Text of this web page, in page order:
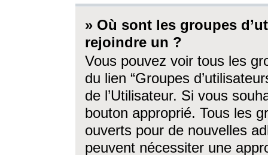
» Où sont les groupes
rejoindre un ?
Vous pouvez voir tous les
du lien “Groupes
de l’Utilisateur. Si vous
bouton approprié. Tous les
ouverts pour de nouvelles
peuvent nécessiter une